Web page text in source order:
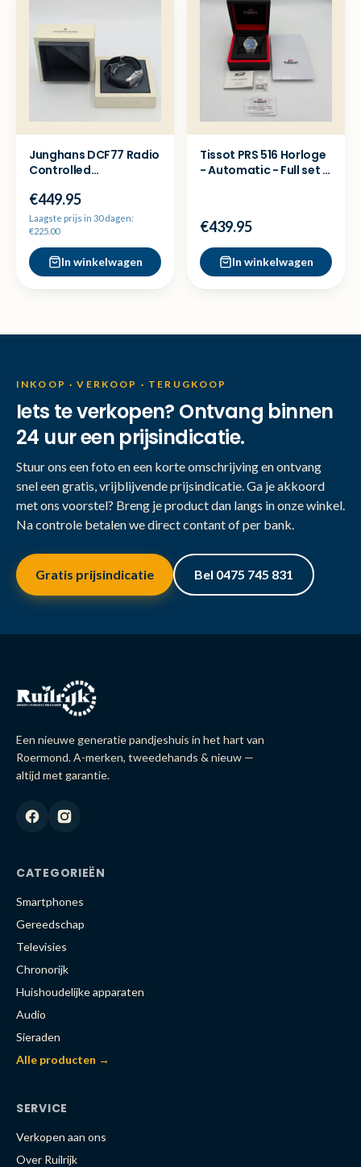
Junghans DCF77 Radio
Controlled
*zeldzaam!*
€449.95
Laagste prijs in 30 dagen:
€225.00
In winkelwagen
Tissot PRS 516 Horloge
- Automatic - Full set -
€439.95
In winkelwagen
INKOOP · VERKOOP · TERUGKOOP
Iets te verkopen? Ontvang binnen
24 uur een prijsindicatie.
Stuur ons een foto en een korte omschrijving en ontvang
snel een gratis, vrijblijvende prijsindicatie. Ga je akkoord
met ons voorstel? Breng je product dan langs in onze winkel.
Na controle betalen we direct contant of per bank.
Gratis prijsindicatie Bel 0475 745 831
Een nieuwe generatie pandjeshuis in het hart van
Roermond. A-merken, tweedehands & nieuw —
altijd met garantie.
CATEGORIEËN
Smartphones
Gereedschap
Televisies
Chronorijk
Huishoudelijke apparaten
Audio
Sieraden
Alle producten →
SERVICE
Verkopen aan ons
Over Ruilrijk